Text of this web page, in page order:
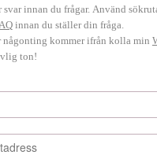
innan du frågar. Använd
innan du ställer din fråga.
någonting kommer ifrån kolla min
ton!